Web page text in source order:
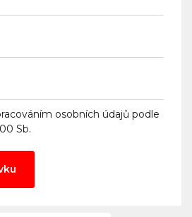
osobních údajů podle
Sb.